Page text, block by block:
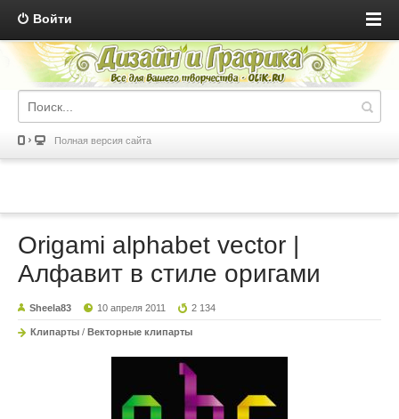
Войти
Полная версия сайта
Origami alphabet vector |
Алфавит в стиле оригами
Sheela83 10 апреля 2011 2 134
Клипарты / Векторные клипарты